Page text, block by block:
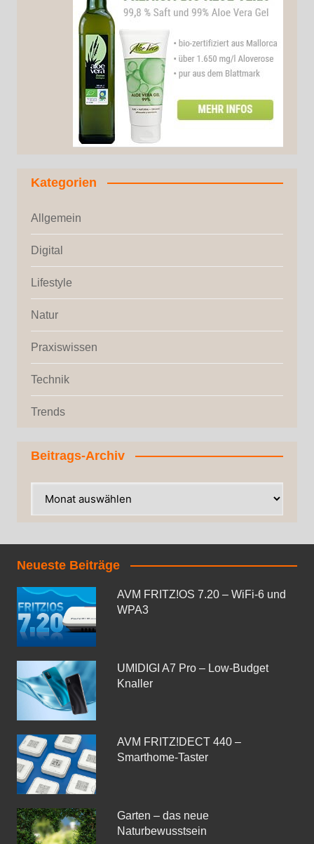
Kategorien
Allgemein
Digital
Lifestyle
Natur
Praxiswissen
Technik
Trends
Beitrags-Archiv
Neueste Beiträge
AVM FRITZ!OS 7.20 – WiFi-6 und
WPA3
UMIDIGI A7 Pro – Low-Budget
Knaller
AVM FRITZ!DECT 440 –
Smarthome-Taster
Garten – das neue
Naturbewusstsein